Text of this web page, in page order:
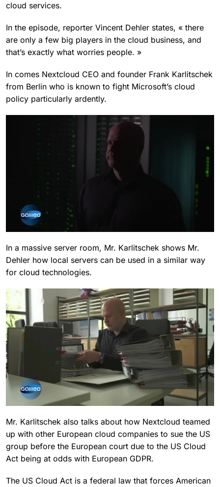
cloud services.
In the episode, reporter Vincent Dehler states, « there
are only a few big players in the cloud business, and
that’s exactly what worries people. »
In comes Nextcloud CEO and founder Frank Karlitschek
from Berlin who is known to fight Microsoft’s cloud
policy particularly ardently.
In a massive server room, Mr. Karlitschek shows Mr.
Dehler how local servers can be used in a similar way
for cloud technologies.
Mr. Karlitschek also talks about how Nextcloud teamed
up with other European cloud companies to sue the US
group before the European court due to the US Cloud
Act being at odds with European GDPR.
The US Cloud Act is a federal law that forces American